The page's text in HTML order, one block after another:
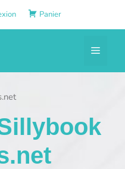
Panier
Menu